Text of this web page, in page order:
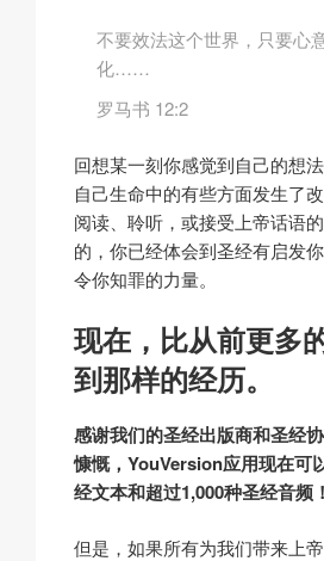
不要效法这个世界，只要心
化……
罗马书 12:2
回想某一刻你感觉到自己的想
自己生命中的有些方面发生了
阅读、聆听，或接受上帝话语
的，你已经体会到圣经有启发
令你知罪的力量。
现在，比从前更多
到那样的经历。
感谢我们的圣经出版商和圣经
慷慨，YouVersion应用现在可
经文本和超过1,000种圣经音频！
但是，如果所有为我们带来上